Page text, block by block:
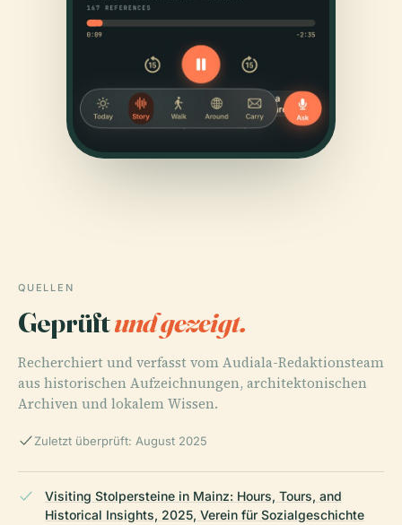
QUELLEN
Geprüftund gezeigt.
Recherchiert und verfasst vom Audiala-Redaktionsteam
aus historischen Aufzeichnungen, architektonischen
Archiven und lokalem Wissen.
Zuletzt überprüft: August 2025
Visiting Stolpersteine in Mainz: Hours, Tours, and
Historical Insights, 2025, Verein für Sozialgeschichte